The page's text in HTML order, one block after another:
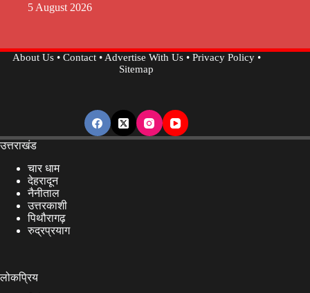
5 August 2026
About Us• Contact•Advertise With Us• Privacy Policy•
Sitemap
उत्तराखंड
चार धाम
देहरादून
नैनीताल
उत्तरकाशी
पिथौरागढ़
रुद्रप्रयाग
लोकप्रिय